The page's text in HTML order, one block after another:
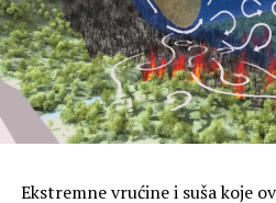
drugačije od bruto brojki.
Rate this item: Submit
Rating:5.00/5. From 1 vote.
POVEZANE TEME : EU NOVAC
UP NEXT
Ronan McAdam, oceanograf iz
centra za klimatske promjene,
glavnih razloga zagrijavanja
zatvoren morski bazen u kojem
raspršiti kao u prostranim
Pogodno okruženje
Ekstremne vrućine i suša koje